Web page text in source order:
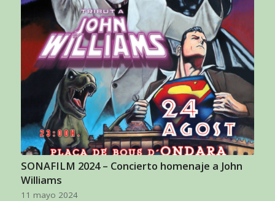
SONAFILM 2024 – Concierto homenaje a John
Williams
11 mayo 2024